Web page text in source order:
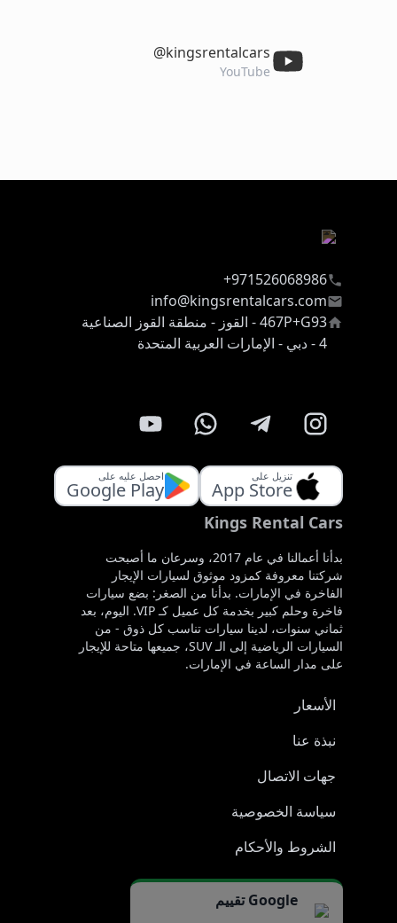
‎@kingsrentalcars
YouTube
971526068986+
info@kingsrentalcars.com
467P+G93 - القوز - منطقة القوز الصناعية
4 - دبي - الإمارات العربية المتحدة
تنزيل على
App Store
احصل عليه على
Google Play
Kings Rental Cars
بدأنا أعمالنا في عام 2017، وسرعان ما أصبحت
شركتنا معروفة كمزود موثوق لسيارات الإيجار
الفاخرة في الإمارات. بدأنا من الصغر: بضع سيارات
فاخرة وحلم كبير بخدمة كل عميل كـ VIP. اليوم، بعد
ثماني سنوات، لدينا سيارات تناسب كل ذوق - من
السيارات الرياضية إلى الـ SUV، جميعها متاحة للإيجار
على مدار الساعة في الإمارات.
الأسعار
نبذة عنا
جهات الاتصال
سياسة الخصوصية
الشروط والأحكام
Google تقييم